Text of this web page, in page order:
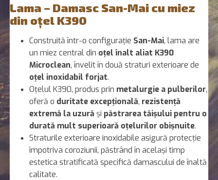
Lama – Damasc San-Mai cu miez
din oțel K390
Construită într-o configurație San-Mai, lama are
un miez central din oțel înalt aliat K390
Microclean, învelit în două straturi exterioare de
oțel inoxidabil forjat.
Oțelul K390, produs prin metalurgie a pulberilor,
oferă o duritate excepțională, rezistență
extremă la uzură și păstrarea tăișului pentru o
durată mult superioară oțelurilor obișnuite.
Straturile exterioare inoxidabile asigură protecție
împotriva coroziunii, păstrând în același timp
estetica stratificată specifică damascului de înaltă
calitate.